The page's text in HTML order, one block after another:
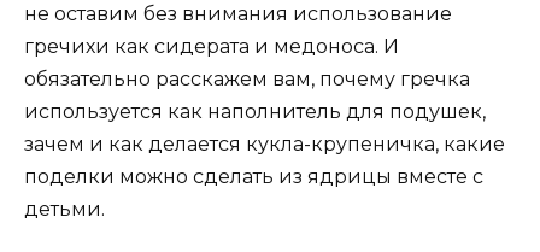
не оставим без внимания использование
гречихи как сидерата и медоноса. И
обязательно расскажем вам, почему гречка
используется как наполнитель для подушек,
зачем и как делается кукла-крупеничка, какие
поделки можно сделать из ядрицы вместе с
детьми.